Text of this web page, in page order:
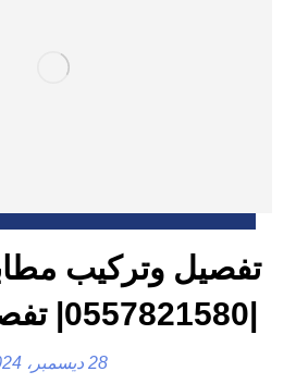
تفصيل وتركيب
|0557821580| تفصيل المطابخ
28 ديسمبر، 2024